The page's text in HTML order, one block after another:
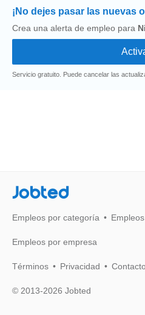
¡No dejes pasar las nuevas
Crea una alerta de empleo para
Servicio gratuito. Puede cancelar las
Jobted
Empleos por categoría
Empleos por empresa
Términos Privacidad
© 2013-2026 Jobted